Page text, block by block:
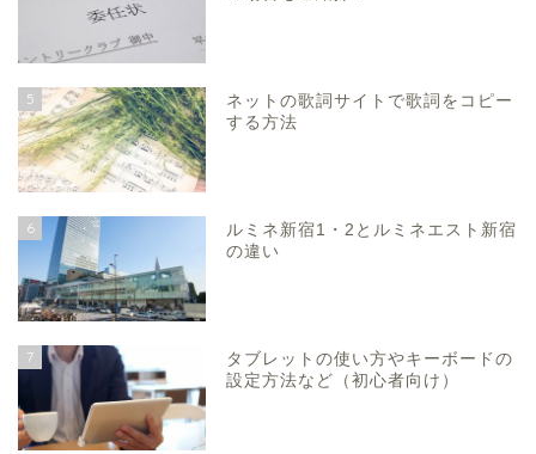
5
ネットの歌詞サイトで歌詞をコピー
する方法
6
ルミネ新宿1・2とルミネエスト新宿
の違い
7
タブレットの使い方やキーボードの
設定方法など（初心者向け）